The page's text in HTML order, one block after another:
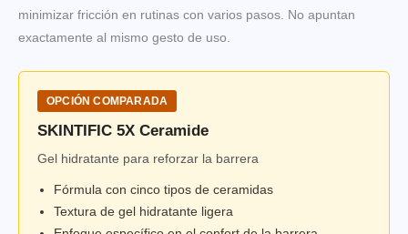
minimizar fricción en rutinas con varios pasos. No apuntan
exactamente al mismo gesto de uso.
OPCIÓN COMPARADA
SKINTIFIC 5X Ceramide
Gel hidratante para reforzar la barrera
Fórmula con cinco tipos de ceramidas
Textura de gel hidratante ligera